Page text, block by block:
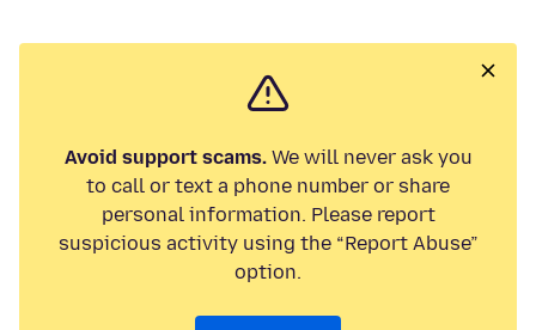
Avoid support scams.We will never ask you
to call or text a phone number or share
personal information. Please report
suspicious activity using the “Report Abuse”
option.